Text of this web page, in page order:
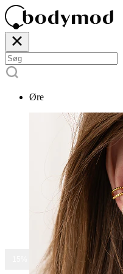
Øre
15% RABAT PÅ ALLE SMYKKER